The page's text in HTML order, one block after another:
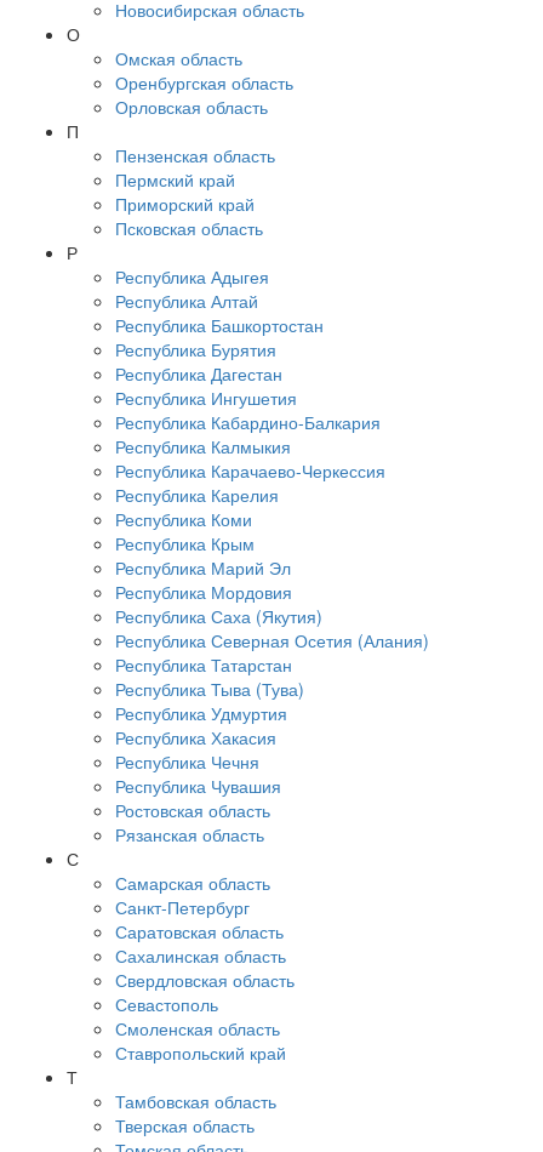
Новосибирская область
О
Омская область
Оренбургская область
Орловская область
П
Пензенская область
Пермский край
Приморский край
Псковская область
Р
Республика Адыгея
Республика Алтай
Республика Башкортостан
Республика Бурятия
Республика Дагестан
Республика Ингушетия
Республика Кабардино-Балкария
Республика Калмыкия
Республика Карачаево-Черкессия
Республика Карелия
Республика Коми
Республика Крым
Республика Марий Эл
Республика Мордовия
Республика Саха (Якутия)
Республика Северная Осетия (Алания)
Республика Татарстан
Республика Тыва (Тува)
Республика Удмуртия
Республика Хакасия
Республика Чечня
Республика Чувашия
Ростовская область
Рязанская область
С
Самарская область
Санкт-Петербург
Саратовская область
Сахалинская область
Свердловская область
Севастополь
Смоленская область
Ставропольский край
Т
Тамбовская область
Тверская область